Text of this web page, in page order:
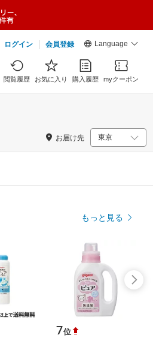
ログイン 会員登録 Language
閲覧履歴 お気に入り 購入履歴 myクーポン
お届け先
もっと見る
7位